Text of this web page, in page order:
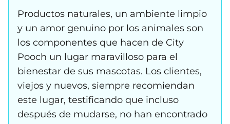
Productos naturales, un ambiente limpio
y un amor genuino por los animales son
los componentes que hacen de City
Pooch un lugar maravilloso para el
bienestar de sus mascotas. Los clientes,
viejos y nuevos, siempre recomiendan
este lugar, testificando que incluso
después de mudarse, no han encontrado